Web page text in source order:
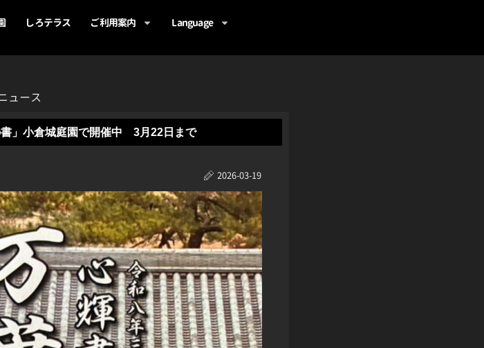
しろテラス ご利用案内 Language
ュース
」小倉城庭園で開催中 3月22日まで
2026-03-19